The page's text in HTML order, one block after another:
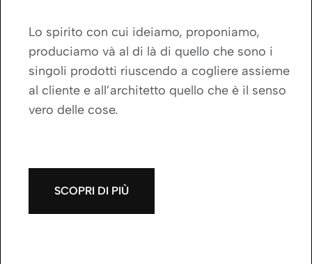
Lo spirito con cui ideiamo, proponiamo,
produciamo và al di là di quello che sono i
singoli prodotti riuscendo a cogliere assieme
al cliente e all’architetto quello che è il senso
vero delle cose.
SCOPRI DI PIÙ